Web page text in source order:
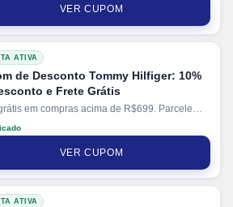
via PIX.VER CUPOM
ATIVA
de Desconto Tommy Hilfiger: 10%
e Frete Grátis
em compras acima de R$699. Parcele
em até 10x sem juros.
VER CUPOM
ATIVA